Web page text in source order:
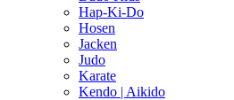
Hap-Ki-Do
Hosen
Jacken
Judo
Karate
Kendo | Aikido